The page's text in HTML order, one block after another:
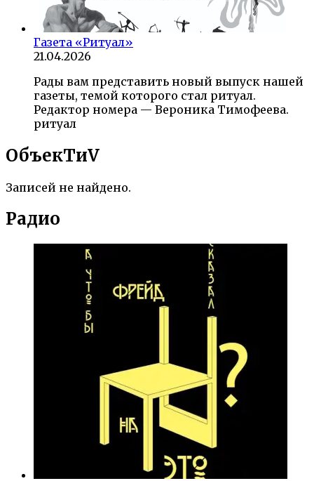
Газета «Ритуал»
21.04.2026
Рады вам представить новый выпуск нашей
газеты, темой которого стал ритуал.
Редактор номера — Вероника Тимофеева.
ритуал
ОбъекTиV
Записей не найдено.
Радио